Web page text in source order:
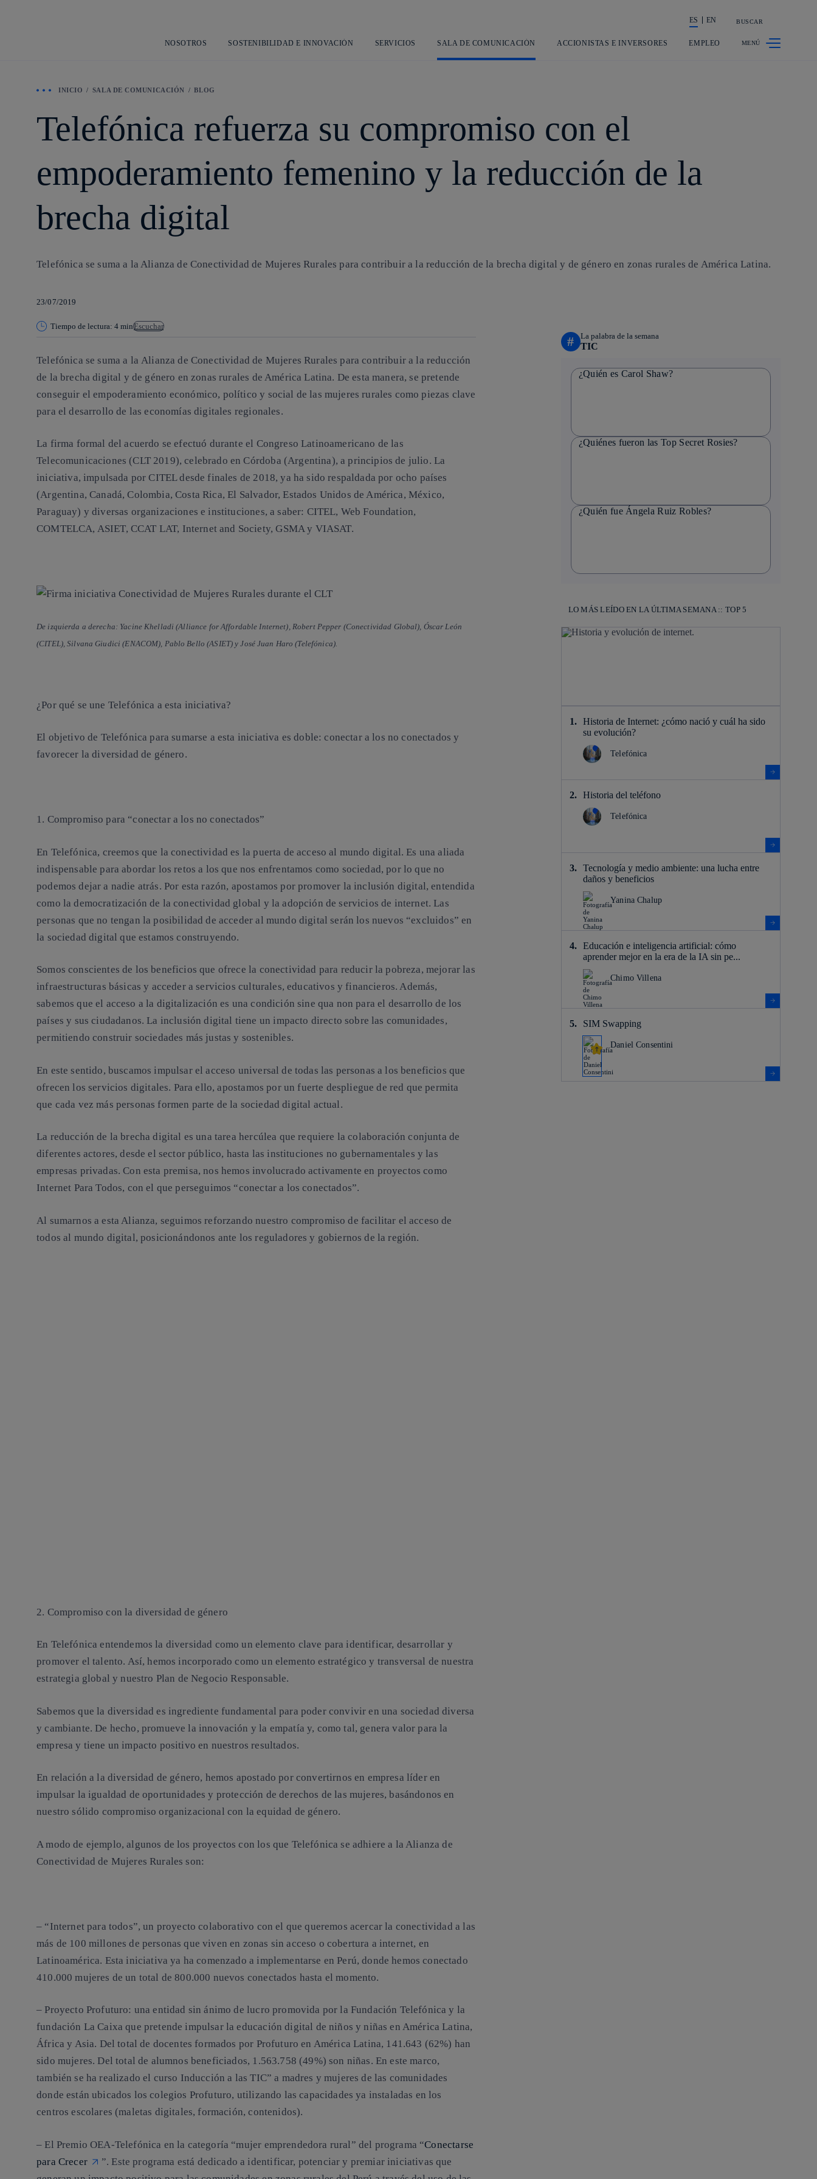
principal
La acción en accionistas e inversores
ES EN BUSCAR
NOSOTROS SOSTENIBILIDAD E INNOVACIÓN SERVICIOS SALA DE COMUNICACIÓN ACCIONISTAS E INVERSORES EMPLEO
INICIO SALA DE COMUNICACIÓN BLOG
Telefónica refuerza su compromiso con el
empoderamiento femenino y la reducción de la
brecha digital
Telefónica se suma a la Alianza de Conectividad de Mujeres Rurales para contribuir a la reducción de la brecha digital y de género en zonas rurales de América Latina.
23/07/2019
Tiempo de lectura: 4 minEscuchar
Telefónica se suma a la Alianza de Conectividad de Mujeres Ruralespara contribuir a la reducción
de la brecha digital y de género en zonas rurales de América Latina. De esta manera, se pretende
conseguir elempoderamiento económico, político y social de las mujeresrurales como piezas clave
para el desarrollo de las economías digitales regionales.
La firma formal del acuerdo se efectuó durante el Congreso Latinoamericano de las
Telecomunicaciones (CLT 2019), celebrado en Córdoba (Argentina), a principios de julio. La
iniciativa, impulsada por CITEL desde finales de 2018, ya ha sido respaldada por ocho países
(Argentina, Canadá, Colombia, Costa Rica, El Salvador, Estados Unidos de América, México,
Paraguay) y diversas organizaciones e instituciones, a saber: CITEL, Web Foundation,
COMTELCA, ASIET, CCAT LAT, Internet and Society, GSMA y VIASAT.
De izquierda a derecha: Yacine Khelladi (Alliance for Affordable Internet), Robert Pepper (Conectividad Global), Óscar León
(CITEL), Silvana Giudici (ENACOM), Pablo Bello (ASIET) y José Juan Haro (Telefónica).
¿Por qué se une Telefónica a esta iniciativa?
El objetivo de Telefónica para sumarse a esta iniciativa es doble: conectar a los no conectados y
favorecer la diversidad de género.
1. Compromiso para “conectar a los no conectados”
En Telefónica, creemos que la conectividad es la puerta de acceso al mundo digital. Es una aliada
indispensable para abordar los retos a los que nos enfrentamos como sociedad, por lo que no
podemos dejar a nadie atrás. Por esta razón, apostamos por promover la inclusión digital, entendida
como la democratización de la conectividad global y la adopción de servicios de internet. Las
personas que no tengan la posibilidad de acceder al mundo digital serán los nuevos “excluidos” en
la sociedad digital que estamos construyendo.
Somos conscientes de los beneficios que ofrece la conectividad para reducir la pobreza, mejorar las
infraestructuras básicas y acceder a servicios culturales, educativos y financieros. Además,
sabemos que el acceso a la digitalización es una condición sine qua non para el desarrollo de los
países y sus ciudadanos.La inclusión digital tiene un impacto directo sobre las comunidades,
permitiendo construir sociedades más justas y sostenibles.
En este sentido, buscamos impulsar el acceso universal de todas las personas a los beneficios que
ofrecen los servicios digitales. Para ello, apostamos por un fuerte despliegue de red que permita
que cada vez más personas formen parte de la sociedad digital actual.
La reducción de la brecha digital es una tarea hercúlea que requiere la colaboración conjunta de
diferentes actores, desde el sector público, hasta las instituciones no gubernamentales y las
empresas privadas. Con esta premisa, nos hemos involucrado activamente en proyectos como
Internet Para Todos, con el que perseguimos “conectar a los conectados”.
Al sumarnos a esta Alianza, seguimos reforzando nuestro compromiso de facilitar el acceso de
todos al mundo digital, posicionándonos ante los reguladores y gobiernos de la región.
2. Compromiso con la diversidad de género
En Telefónica entendemosla diversidad como un elemento clave para identificar, desarrollar y
promover el talento. Así, hemos incorporado como un elemento estratégico y transversal de nuestra
estrategia global y nuestro Plan de Negocio Responsable.
Sabemos quela diversidad es ingrediente fundamental para poder convivir en una sociedad diversa
y cambiante. De hecho, promueve la innovación y la empatía y, como tal, genera valor para la
empresa y tiene un impacto positivo en nuestros resultados.
En relación a la diversidad de género, hemos apostado por convertirnos en empresa líder en
impulsar la igualdad de oportunidades y protección de derechos de las mujeres, basándonos en
nuestro sólido compromiso organizacional con la equidad de género.
A modo de ejemplo, algunos de los proyectos con los que Telefónica se adhiere a la Alianza de
Conectividad de Mujeres Rurales son:
– “Internet para todos”, un proyecto colaborativo con el que queremos acercar la conectividad a las
más de 100 millones de personas que viven en zonas sin acceso o cobertura a internet, en
Latinoamérica. Esta iniciativa ya ha comenzado a implementarse en Perú, dondehemos conectado
410.000 mujeres de un total de 800.000 nuevos conectados hasta el momento.
– Proyecto Profuturo: una entidad sin ánimo de lucro promovida por la Fundación Telefónica y la
fundación La Caixa que pretende impulsar la educación digital de niños y niñas en América Latina,
África y Asia. Del total de docentes formados por Profuturo en América Latina, 141.643 (62%) han
sido mujeres. Del total de alumnos beneficiados, 1.563.758 (49%) son niñas. En este marco,
también se ha realizado el curso Inducción a las TIC” a madres y mujeres de las comunidades
donde están ubicados los colegios Profuturo, utilizando las capacidades ya instaladas en los
centros escolares (maletas digitales, formación, contenidos).
– El Premio OEA-Telefónica en la categoría “mujer emprendedora rural ” del programa “Conectarse
para Crecer
”. Este programa está dedicado a identificar, potenciar y premiar iniciativas que
# La palabra de la semana
TIC
¿Quién es Carol Shaw?
¿Quiénes fueron las Top Secret Rosies?
¿Quién fue Ángela Ruiz Robles?
LO MÁS LEÍDO EN LA ÚLTIMA SEMANA :: TOP 5
Historia de Internet: ¿cómo nació y cuál ha sido
su evolución?
Telefónica
Historia del teléfono
Telefónica
Tecnología y medio ambiente: una lucha entre
daños y beneficios
Yanina Chalup
Educación e inteligencia artificial: cómo
aprender mejor en la era de la IA sin pe...
Chimo Villena
SIM Swapping
Daniel Consentini